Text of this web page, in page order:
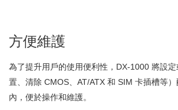
方便維護
為了提升用戶的使用便利性，DX-1000 將設
置、清除 CMOS、AT/ATX 和 SIM 卡插槽等
內，便於操作和維護。